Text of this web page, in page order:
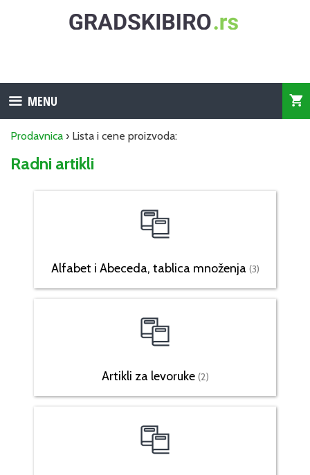
MENU
Prodavnica › Lista i cene proizvoda:
Radni artikli
Alfabet i Abeceda, tablica množenja (3)
Artikli za levoruke (2)